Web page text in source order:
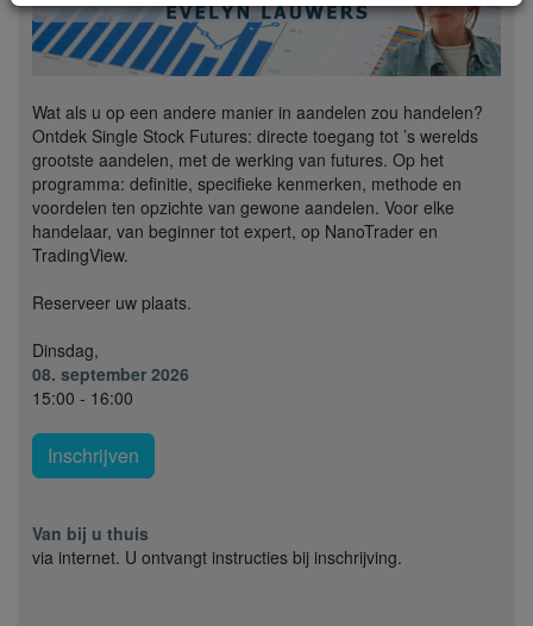
Wat als u op een andere manier in aandelen zou handelen?
Ontdek Single Stock Futures: directe toegang tot ’s werelds
grootste aandelen, met de werking van futures. Op het
programma: definitie, specifieke kenmerken, methode en
voordelen ten opzichte van gewone aandelen. Voor elke
handelaar, van beginner tot expert, op NanoTrader en
TradingView.
Reserveer uw plaats.
Dinsdag,
08. september 2026
15:00 - 16:00
Inschrijven
Van bij u thuis
via internet. U ontvangt instructies bij inschrijving.